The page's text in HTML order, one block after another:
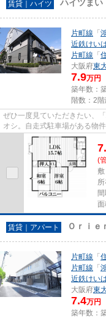
賃貸｜ハイツ ハイツまい
片町線 「
近鉄けい
片町線 「
大阪府東
7.9万円
築年数：
階数：2階
ぜひ一度見ていただきたい、
オシ。自走式駐車場がある物
車へのアクセスが便利な物件で
(
面
賃貸｜アパート Ｏｒｉ
片町線 「
片町線 「
近鉄けい
大阪府東
7.4万円
築年数：